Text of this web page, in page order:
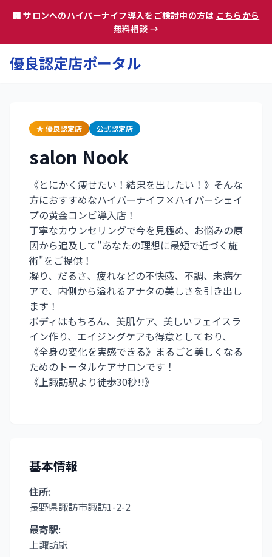
🏢 サロンへのハイパーナイフ導入をご検討中の方は こちらから
無料相談 →
優良認定店ポータル
★ 優良認定店 公式認定店
salon Nook
《とにかく痩せたい！結果を出したい！》そんな
方におすすめなハイパーナイフ×ハイパーシェイ
プの黄金コンビ導入店！
丁寧なカウンセリングで今を見極め、お悩みの原
因から追及して"あなたの理想に最短で近づく施
術"をご提供！
凝り、だるさ、疲れなどの不快感、不調、未病ケ
アで、内側から溢れるアナタの美しさを引き出し
ます！
ボディはもちろん、美肌ケア、美しいフェイスラ
イン作り、エイジングケアも得意としており、
《全身の変化を実感できる》まるごと美しくなる
ためのトータルケアサロンです！
《上諏訪駅より徒歩30秒!!》
基本情報
住所:
長野県諏訪市諏訪1-2-2
最寄駅:
上諏訪駅